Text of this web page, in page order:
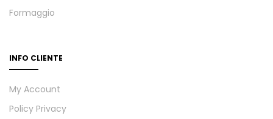
Formaggio
INFO CLIENTE
My Account
Policy Privacy